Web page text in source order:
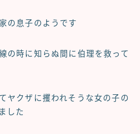
の息子のようです
の時に知らぬ間に伯理を救って
ヤクザに攫われそうな女の子の
した